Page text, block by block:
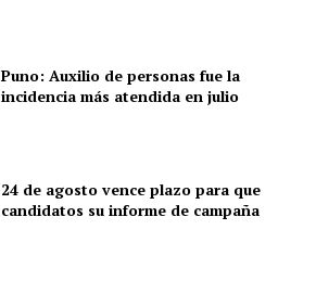
SUSCRIBETE
Puno: Auxilio de personas fue la
incidencia más atendida en julio
24 de agosto vence plazo para que
candidatos su informe de campaña